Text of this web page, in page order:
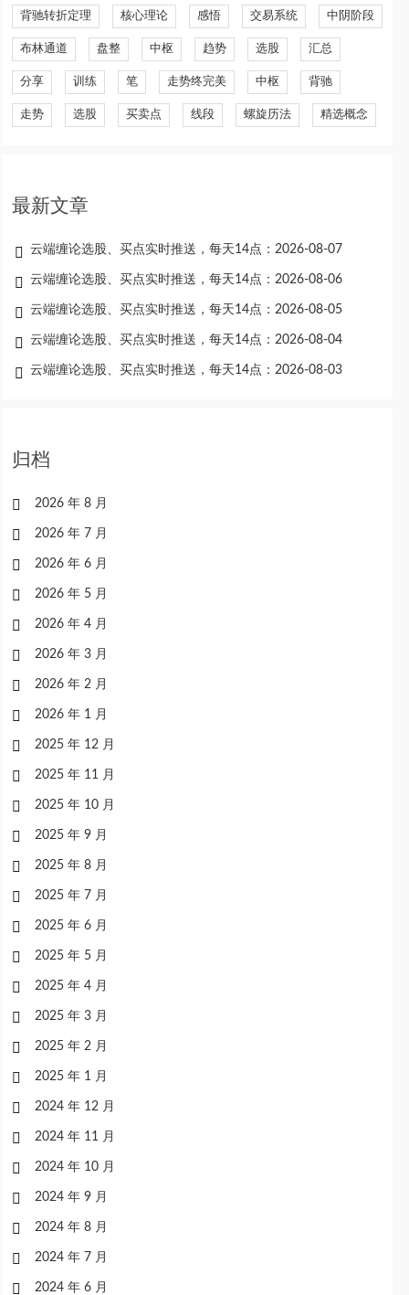
背驰转折定理 核心理论 感悟 交易系统 中阴阶段
布林通道 盘整 中枢 趋势 选股 汇总
分享 训练 笔 走势终完美 中枢 背驰
走势 选股 买卖点 线段 螺旋历法 精选概念
最新文章
云端缠论选股、买点实时推送，每天14点：2026-08-07
云端缠论选股、买点实时推送，每天14点：2026-08-06
云端缠论选股、买点实时推送，每天14点：2026-08-05
云端缠论选股、买点实时推送，每天14点：2026-08-04
云端缠论选股、买点实时推送，每天14点：2026-08-03
归档
2026 年 8 月
2026 年 7 月
2026 年 6 月
2026 年 5 月
2026 年 4 月
2026 年 3 月
2026 年 2 月
2026 年 1 月
2025 年 12 月
2025 年 11 月
2025 年 10 月
2025 年 9 月
2025 年 8 月
2025 年 7 月
2025 年 6 月
2025 年 5 月
2025 年 4 月
2025 年 3 月
2025 年 2 月
2025 年 1 月
2024 年 12 月
2024 年 11 月
2024 年 10 月
2024 年 9 月
2024 年 8 月
2024 年 7 月
2024 年 6 月